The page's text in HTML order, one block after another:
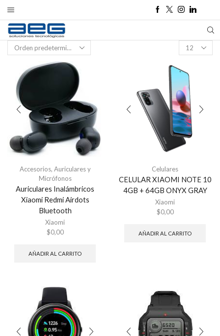
Products
per
Accesorios, Auriculares y
Micrófonos
Auriculares Inalámbricos
Xiaomi Redmi Airdots
Bluetooth
Xiaomi
$0,00
AÑADIR AL CARRITO
Celulares
CELULAR XIAOMI NOTE 10
4GB + 64GB ONYX GRAY
Xiaomi
$0,00
AÑADIR AL CARRITO